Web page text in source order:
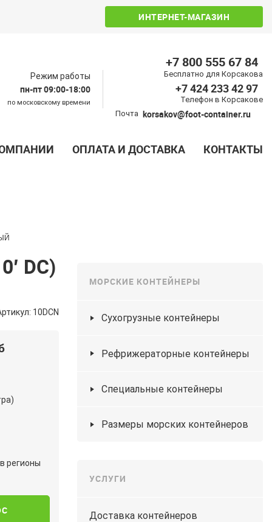
ИНТЕРНЕТ-МАГАЗИН
Режим работы
пн-пт 09:00-18:00
по московскому времени
Бесплатно для Корсакова
+7 800 555 67 84
Телефон в Корсакове
+7 424 233 42 97
Почта korsakov@foot-container.ru
ОПЛАТА И ДОСТАВКА КОНТАКТЫ
10DCN
регионы
МОРСКИЕ КОНТЕЙНЕРЫ
Сухогрузные контейнеры
Рефрижераторные контейнеры
Специальные контейнеры
Размеры морских контейнеров
УСЛУГИ
Доставка контейнеров